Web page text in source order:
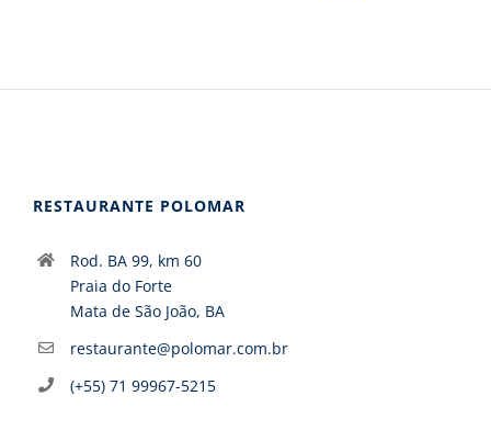
RESTAURANTE POLOMAR
Rod. BA 99, km 60
Praia do Forte
Mata de São João, BA
restaurante@polomar.com.br
(+55) 71 99967-5215